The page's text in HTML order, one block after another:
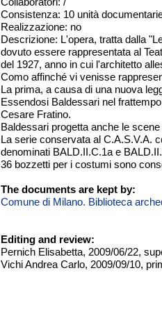
Consistenza: 10 unità
Realizzazione: no
Descrizione: L'opera, tratta dalla
dovuto essere rappresentata al
del 1927, anno in cui l'architetto
Como affinché vi venisse
La prima, a causa di una nuova
Essendosi Baldessari nel
Cesare Fratino.
Baldessari progetta anche le
La serie conservata al C.A.S.V.A.
denominati BALD.II.C.1a e
36 bozzetti per i costumi sono
The documents are kept by:
Comune di Milano. Biblioteca
Editing and review:
Pernich Elisabetta, 2009/06/22,
Vichi Andrea Carlo, 2009/09/10,